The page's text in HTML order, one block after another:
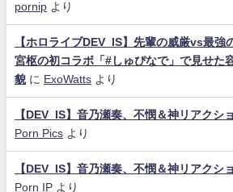
pornip より
【ホロライブDEV_IS】先輩の威厳vs最強
宮枢の初コラボ「#しゅぴなで」で見せた
貌に ExoWatts より
【DEV_IS】音乃瀬奏、不憫＆神リアクシ
Porn Pics より
【DEV_IS】音乃瀬奏、不憫＆神リアクシ
Porn IP より